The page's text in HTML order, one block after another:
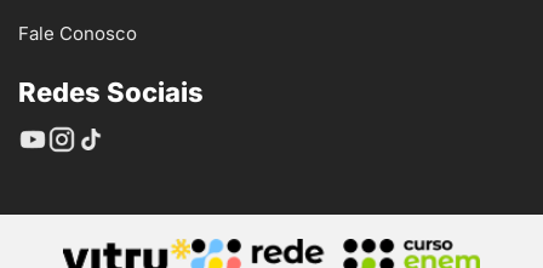
Fale Conosco
Redes Sociais